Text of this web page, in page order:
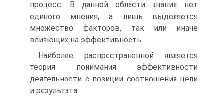
процесс. В данной области знания нет
единого мнения, а лишь выделяется
множество факторов, так или иначе
влияющих на эффективность .
Наиболее распространенной является
теория понимания эффективности
деятельности с позиции соотношения цели
и результата.